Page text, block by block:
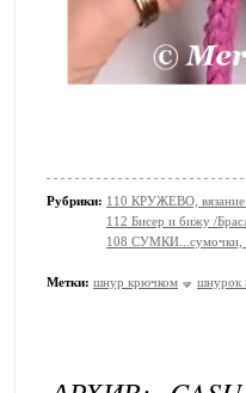
Рубрики: 110 КРУЖЕВО, вязание
112 Бисер и бижу /
108 СУМКИ...сумочки,
Метки: шнур крючком шнурок